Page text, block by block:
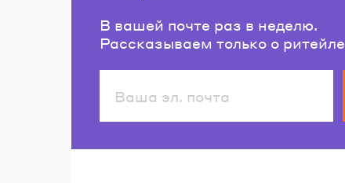
В вашей почте раз в неделю.
Рассказываем только о ритейле